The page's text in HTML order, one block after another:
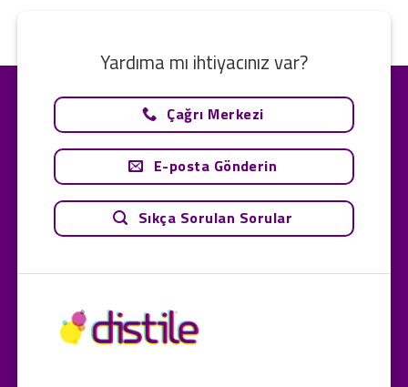
Yardıma mı ihtiyacınız var?
Çağrı Merkezi
E-posta Gönderin
Sıkça Sorulan Sorular